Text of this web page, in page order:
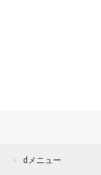
dメニュー